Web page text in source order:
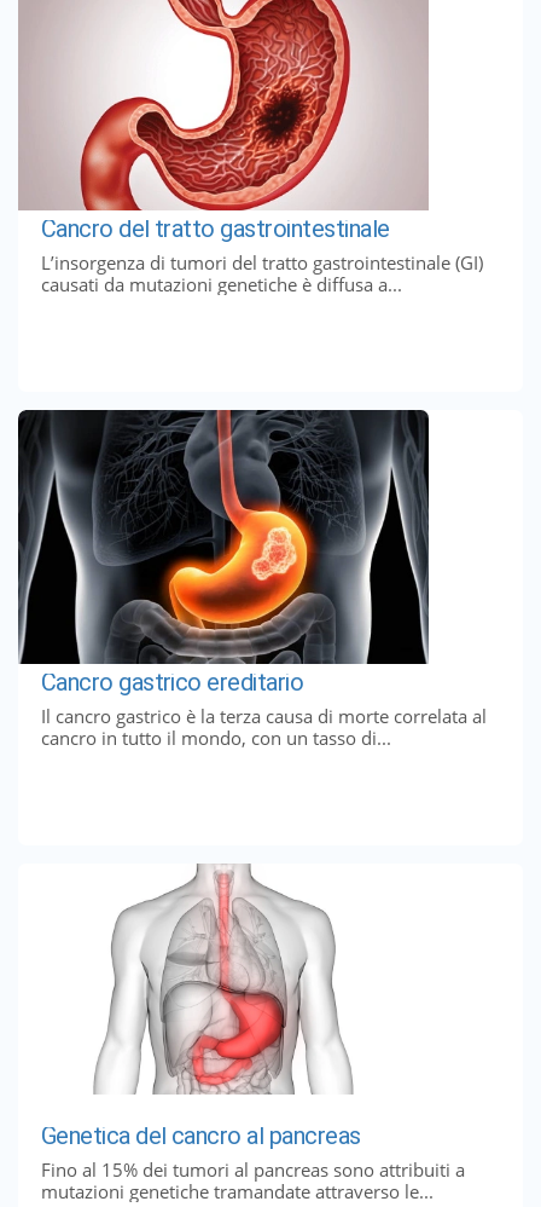
Cancro del tratto gastrointestinale
L’insorgenza di tumori del tratto gastrointestinale (GI)
causati da mutazioni genetiche è diffusa a...
Cancro gastrico ereditario
Il cancro gastrico è la terza causa di morte correlata al
cancro in tutto il mondo, con un tasso di...
Genetica del cancro al pancreas
Fino al 15% dei tumori al pancreas sono attribuiti a
mutazioni genetiche tramandate attraverso le...